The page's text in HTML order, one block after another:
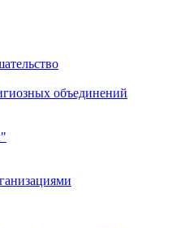
объединений